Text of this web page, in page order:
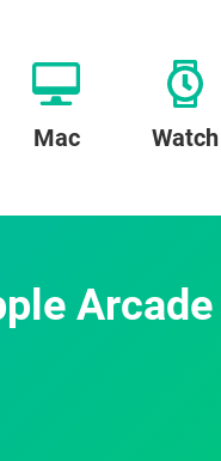
Mac Watch
Arcade